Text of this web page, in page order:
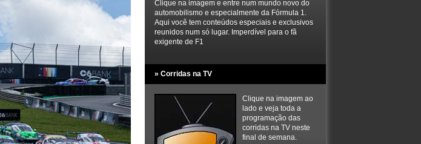
Clique na imagem e entre num mundo novo do
automobilismo e especialmente da Fórmula 1.
Aqui você tem conteúdos especiais e exclusivos
reunidos num só lugar. Imperdível para o fã
exigente de F1
» Corridas na TV
Clique na imagem ao
lado e veja toda a
programação das
corridas na TV neste
final de semana.